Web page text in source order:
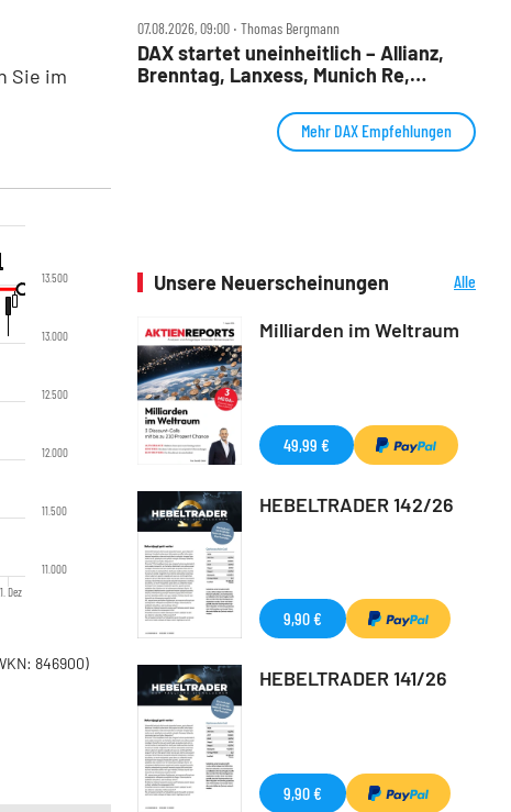
Sie im
Dez
11.000
11.500
12.000
12.500
13.000
13.500
846900)
07.08.2026, 09:00 ‧ Thomas Bergmann
DAX startet uneinheitlich – Allianz,
Brenntag, Lanxess, Munich Re,
Mehr DAX Empfehlungen
Unsere Neuerscheinungen
Alle
Milliarden im Weltraum
49,99 €
HEBELTRADER 142/26
9,90 €
HEBELTRADER 141/26
9,90 €